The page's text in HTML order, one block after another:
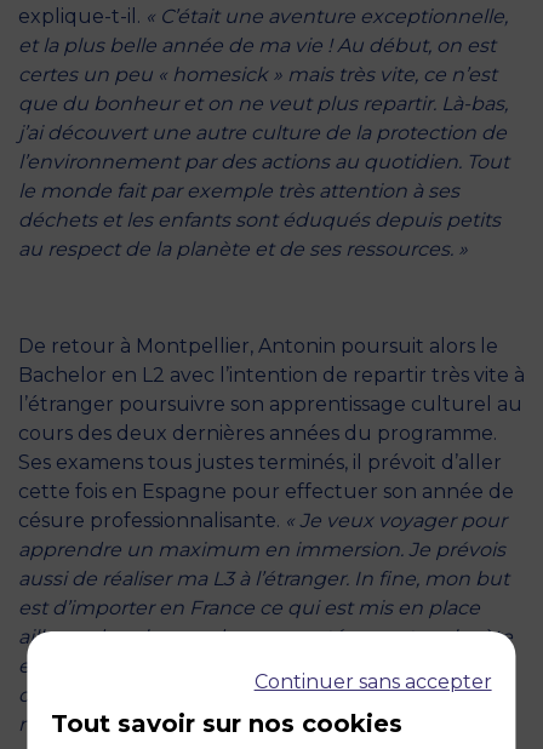
explique-t-il. « C’était une aventure exceptionnelle,
et la plus belle année de ma vie ! Au début, on est
certes un peu « homesick » mais très vite, ce n’est
que du bonheur et on ne veut plus repartir. Là-bas,
j’ai découvert une autre culture de la protection de
l’environnement par des actions au quotidien. Tout
le monde fait par exemple très attention à ses
déchets et les enfants sont éduqués depuis petits
au respect de la planète et de ses ressources. »
De retour à Montpellier, Antonin poursuit alors le
Bachelor en L2 avec l’intention de repartir très vite à
l’étranger poursuivre son apprentissage culturel au
cours des deux dernières années du programme.
Ses examens tous justes terminés, il prévoit d’aller
cette fois en Espagne pour effectuer son année de
césure professionnalisante. « Je veux voyager pour
apprendre un maximum en immersion. Je prévois
aussi de réaliser ma L3 à l’étranger. In fine, mon but
est d’importer en France ce qui est mis en place
ailleurs dans le monde pour protéger notre planète
et qui fonctionne. Et pourquoi pas, avec l’appui
d’autres étudiants ou diplômés de MBS puisque
nous sommes tous sensibilisés à la responsabilité
Continuer sans accepter
Tout savoir sur nos cookies